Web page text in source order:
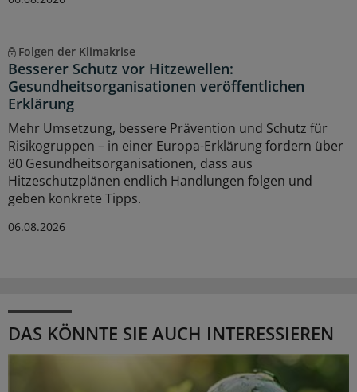
Folgen der Klimakrise
Besserer Schutz vor Hitzewellen:
Gesundheitsorganisationen veröffentlichen
Erklärung
Mehr Umsetzung, bessere Prävention und Schutz für
Risikogruppen – in einer Europa-Erklärung fordern über
80 Gesundheitsorganisationen, dass aus
Hitzeschutzplänen endlich Handlungen folgen und
geben konkrete Tipps.
06.08.2026
DAS KÖNNTE SIE AUCH INTERESSIEREN